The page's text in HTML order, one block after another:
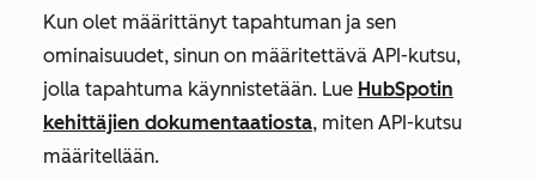
Kun olet määrittänyt tapahtuman ja sen
ominaisuudet, sinun on määritettävä API-kutsu,
jolla tapahtuma käynnistetään. Lue HubSpotin
kehittäjien dokumentaatiosta, miten API-kutsu
määritellään.